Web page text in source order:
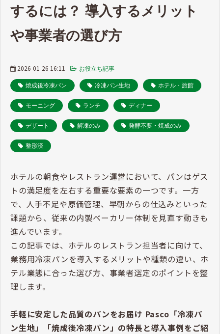
するには？ 導入するメリット
や事業者の選び方
2026-01-26 16:11 お役立ち記事
焼成後冷凍パン 冷凍パン生地 ホテル・旅館
モーニング ランチ ディナー
デザート 解凍のみ 発酵不要・焼成のみ
整形済
ホテルの朝食やレストラン運営において、パンはゲス
トの満足度を左右する重要な要素の一つです。一方
で、人手不足や原価管理、早朝からの仕込みといった
課題から、従来の内製ベーカリー体制を見直す動きも
進んでいます。
この記事では、ホテルのレストラン担当者に向けて、
業務用冷凍パンを導入するメリットや種類の違い、ホ
テル業態に合った選び方、事業者選定のポイントを整
理します。
手軽に安定した品質のパンをお届け Pasco「冷凍パ
ン生地」「焼成後冷凍パン」の特長と導入事例をご紹